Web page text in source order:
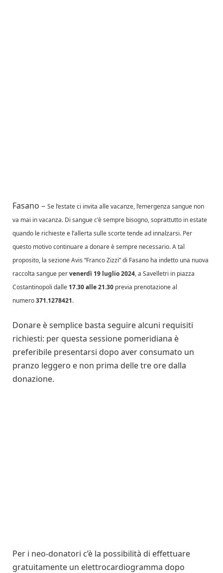
Fasano – Se l’estate ci invita alle vacanze, l’emergenza sangue non
va mai in vacanza. Di sangue c'è sempre bisogno, soprattutto in estate
quando le richieste e l’allerta sulle scorte tende ad innalzarsi. Per
questo motivo continuare a donare è sempre necessario. A tal
proposito, la sezione Avis “Franco Zizzi” di Fasano ha indetto una nuova
raccolta sangue pervenerdì 19 luglio 2024, a Savelletri in piazza
Costantinopoli dalle 17.30 alle 21.30 previa prenotazione al
numero371.1278421.
Donare è semplice basta seguire alcuni requisiti
richiesti: per questa sessione pomeridiana è
preferibile presentarsi dopo aver consumato un
pranzo leggero e non prima delle tre ore dalla
donazione.
Per i neo-donatori c’è la possibilità di effettuare
gratuitamente un elettrocardiogramma dopo